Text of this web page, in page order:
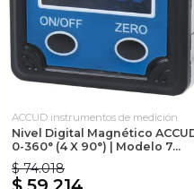
ACCUD instrumentos de medición
Nivel Digital Magnético
0-360° (4 X 90°) | Modelo 7...
$ 74.018